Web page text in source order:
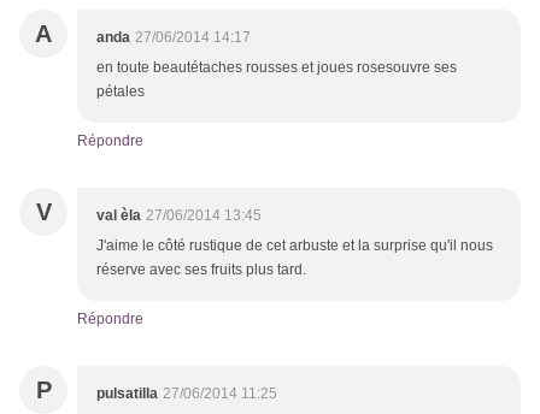
A anda 27/06/2014 14:17
en toute beautétaches rousses et joues rosesouvre ses
pétales
Répondre
V val èla 27/06/2014 13:45
J'aime le côté rustique de cet arbuste et la surprise qu'il nous
réserve avec ses fruits plus tard.
Répondre
P pulsatilla 27/06/2014 11:25